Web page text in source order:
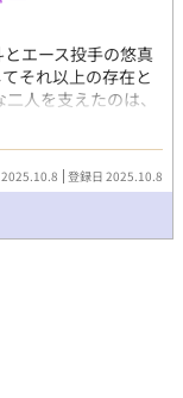
高三 板橋
つのみや）
た てんま） 高
五十嵐 カケル
サッカー部 涼
エース投手の悠真
それ以上の存在と
人を支えたのは、
悟を示すため、ロ
主頭へ――。 その衝
導いていく。 白球
の恋心。 そして坊
春を重ね合わせ
後まで続く絆。
登録日 2025.10.8